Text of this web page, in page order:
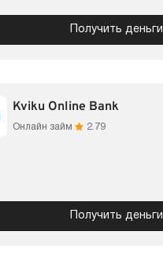
Получить деньги
Kviku Online Bank
Онлайн займ 2.79
Получить деньги